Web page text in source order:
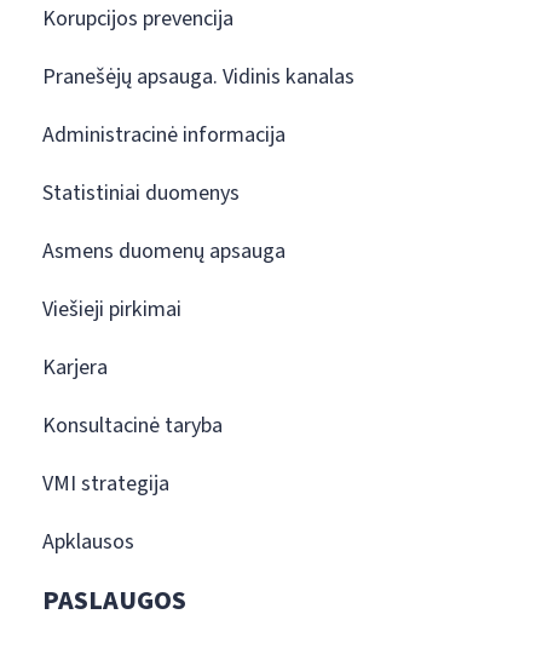
Korupcijos prevencija
Pranešėjų apsauga. Vidinis kanalas
Administracinė informacija
Statistiniai duomenys
Asmens duomenų apsauga
Viešieji pirkimai
Karjera
Konsultacinė taryba
VMI strategija
Apklausos
PASLAUGOS